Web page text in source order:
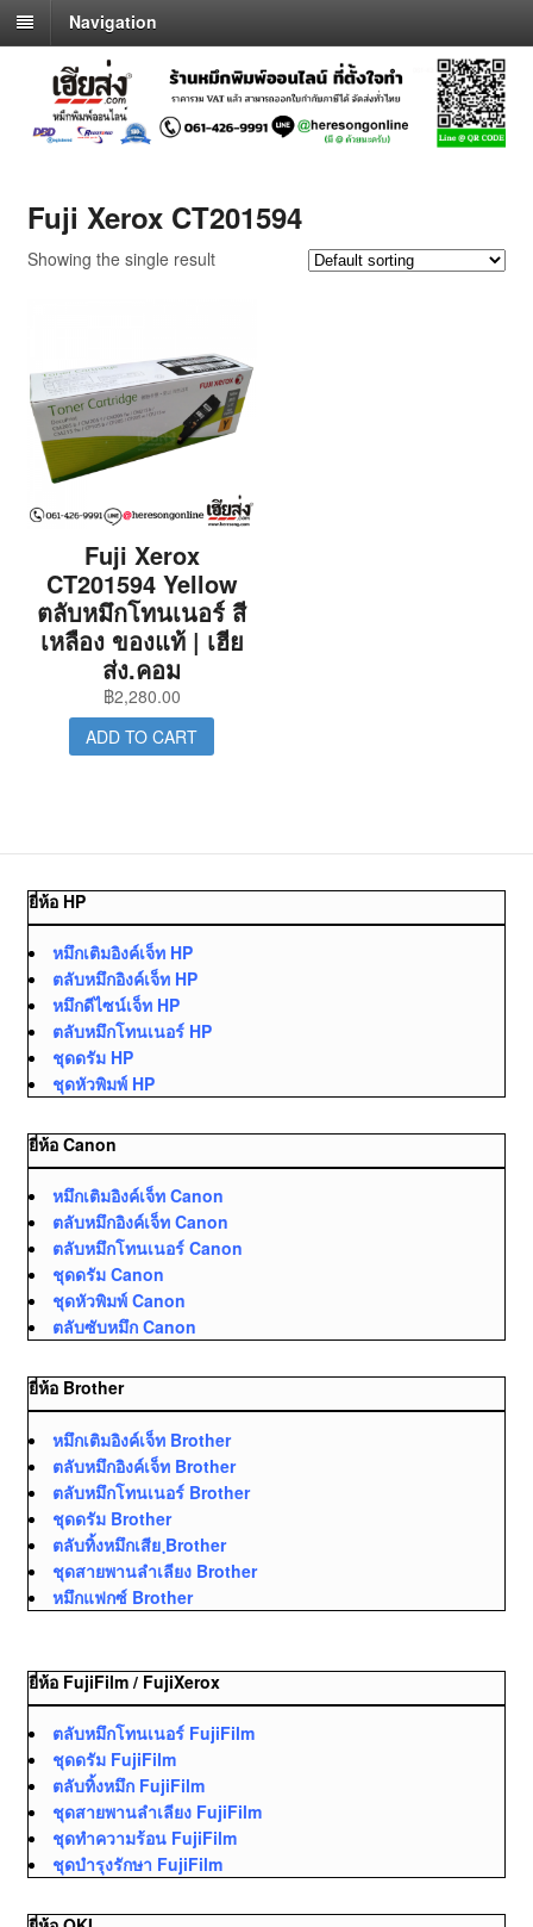
Navigation
Fuji Xerox CT201594
Showing the single result
Fuji Xerox
CT201594 Yellow
ตลับหมึกโทนเนอร์ สี
เหลือง ของแท้ | เฮีย
ส่ง.คอม
฿2,280.00
ADD TO CART
ยี่ห้อ HP
หมึกเติมอิงค์เจ็ท HP
ตลับหมึกอิงค์เจ็ท HP
หมึกดีไซน์เจ็ท HP
ตลับหมึกโทนเนอร์ HP
ชุดดรัม HP
ชุดหัวพิมพ์ HP
ยี่ห้อ Canon
หมึกเติมอิงค์เจ็ท Canon
ตลับหมึกอิงค์เจ็ท Canon
ตลับหมึกโทนเนอร์ Canon
ชุดดรัม Canon
ชุดหัวพิมพ์ Canon
ตลับซับหมึก Canon
ยี่ห้อ Brother
หมึกเติมอิงค์เจ็ท Brother
ตลับหมึกอิงค์เจ็ท Brother
ตลับหมึกโทนเนอร์ Brother
ชุดดรัม Brother
ตลับทิ้งหมึกเสีย ฺBrother
ชุดสายพานลำเลียง Brother
หมึกแฟกซ์ Brother
ยี่ห้อ FujiFilm / FujiXerox
ตลับหมึกโทนเนอร์ FujiFilm
ชุดดรัม FujiFilm
ตลับทิ้งหมึก FujiFilm
ชุดสายพานลำเลียง FujiFilm
ชุดทำความร้อน FujiFilm
ชุดบำรุงรักษา FujiFilm